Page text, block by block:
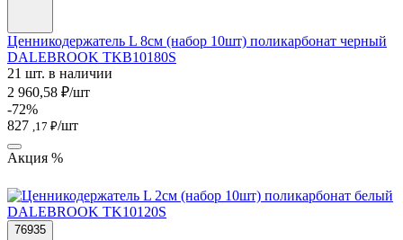
Ценникодержатель L 8см (набор 10шт) поликарбонат черный
DALEBROOK TKB10180S
21 шт. в наличии
2 960,58 ₽/шт
-72%
827 ,17 ₽/шт
Акция %
76935